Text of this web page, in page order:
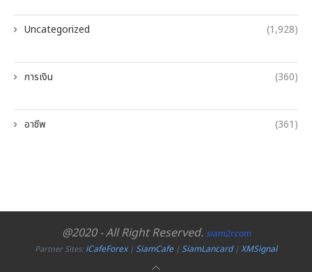
Uncategorized (1,928)
การเงิน (360)
อาชีพ (361)
@2020 - All Right Reserved. siam2r.com
Partner Sites:iCafeForex|SiamCafe|SiamLancard|XMSignal